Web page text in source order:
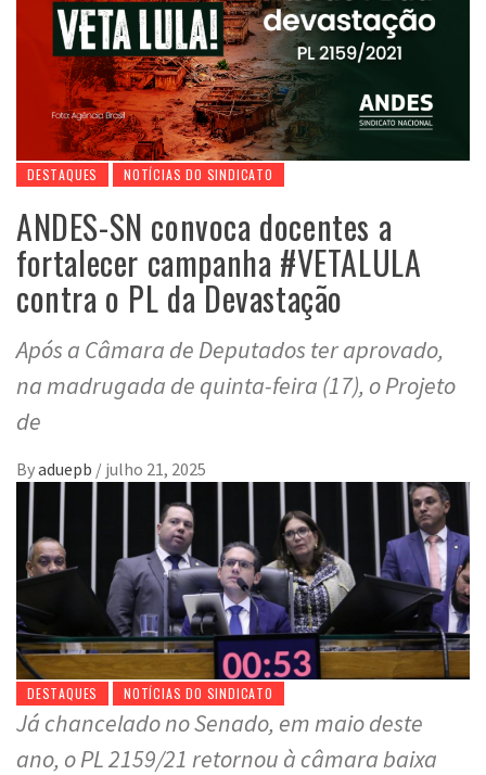
DESTAQUES NOTÍCIAS DO SINDICATO
ANDES-SN convoca docentes a
fortalecer campanha #VETALULA
contra o PL da Devastação
Após a Câmara de Deputados ter aprovado,
na madrugada de quinta-feira (17), o Projeto
de
Byaduepb / julho 21, 2025
DESTAQUES NOTÍCIAS DO SINDICATO
Já chancelado no Senado, em maio deste
ano, o PL 2159/21 retornou à câmara baixa